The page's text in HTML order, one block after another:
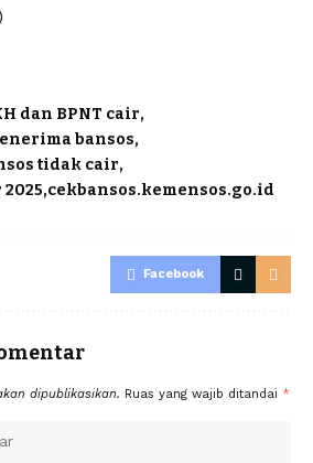
dan BPNT cair
bansos
tidak cair
cekbansos.kemensos.go.id
Facebook
dipublikasikan. Ruas yang wajib ditandai *